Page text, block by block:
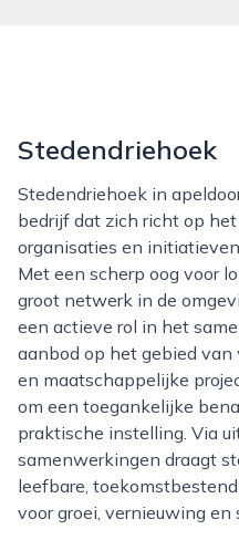
Stedendriehoek
Stedendriehoek in apeldoorn is een regionaal geworteld
bedrijf dat zich richt op
organisaties en
Met een scherp oog voor
groot netwerk in de
een actieve rol in het
aanbod op het gebied
en maatschappelijke
om een toegankelijke
praktische instelling. Via
samenwerkingen draagt
leefbare,
voor groei, vernieuwing en